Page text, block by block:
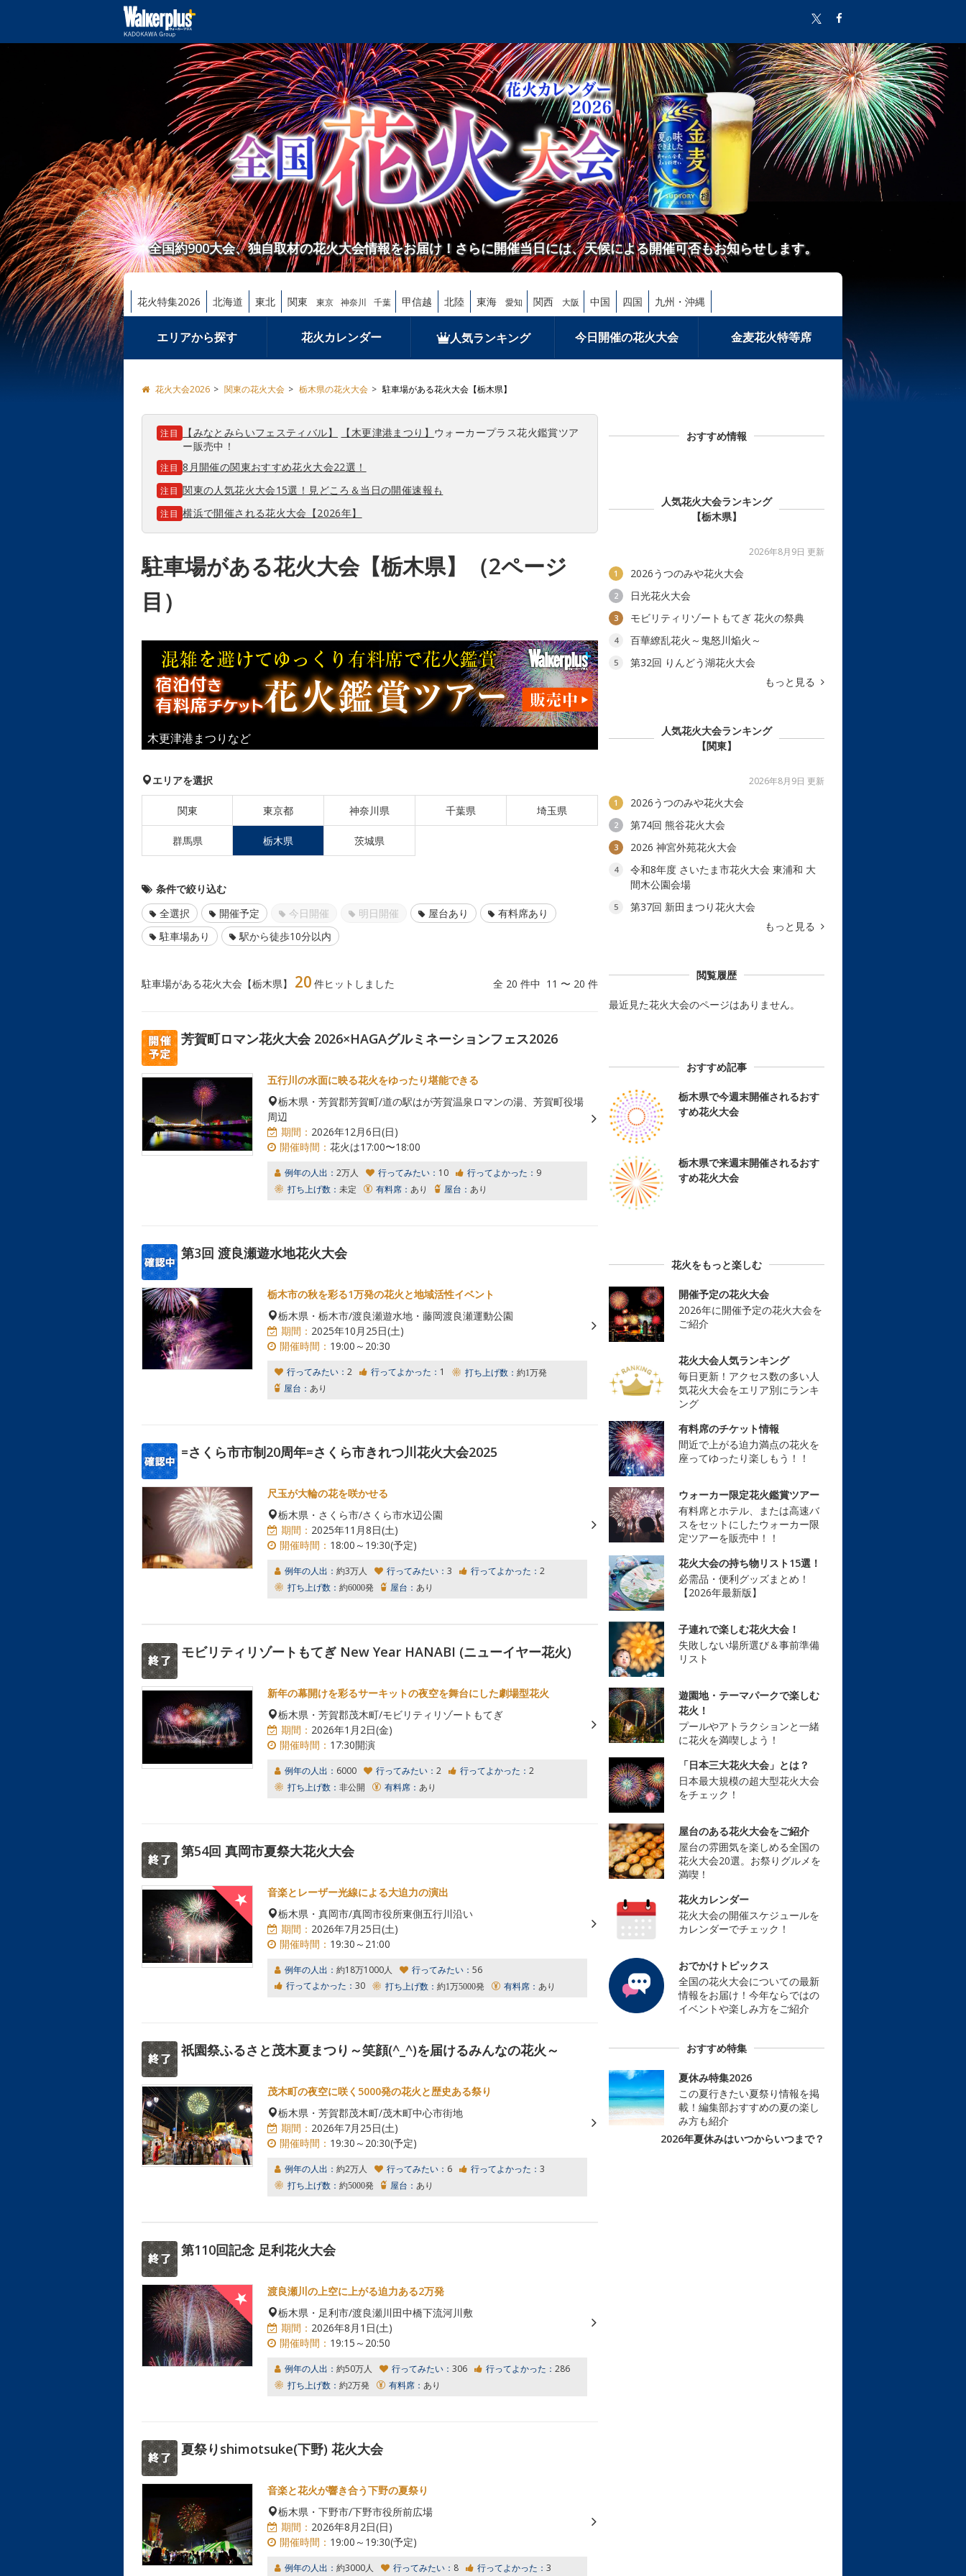
全国約900大会、独自取材の花火大会情報をお届け！さらに開催当日には、天候による開催可否もお知らせします。
花火特集2026 北海道 東北 関東 東京 神奈川 千葉 甲信越 北陸 東海 愛知 関西 大阪 中国 四国 九州・沖縄
エリアから探す 花火カレンダー 人気ランキング 今日開催の花火大会 金麦花火特等席
花火大会2026 関東の花火大会 栃木県の花火大会 駐車場がある花火大会【栃木県】
注目 【みなとみらいフェスティバル】 【木更津港まつり】 ウォーカープラス花火鑑賞ツア
ー販売中！
注目 8月開催の関東おすすめ花火大会22選！
注目 関東の人気花火大会15選！見どころ＆当日の開催速報も
注目 横浜で開催される花火大会【2026年】
駐車場がある花火大会【栃木県】（2ページ
目）
木更津港まつりなど
エリアを選択
関東 東京都 神奈川県 千葉県 埼玉県
群馬県 栃木県 茨城県
条件で絞り込む
全選択
開催予定 今日開催 明日開催 屋台あり
有料席あり
駐車場あり
駅から徒歩10分以内
駐車場がある花火大会【栃木県】 20 件ヒットしました 全 20 件中 11 〜 20 件
芳賀町ロマン花火大会 2026×HAGAグルミネーションフェス2026
五行川の水面に映る花火をゆったり堪能できる
栃木県・芳賀郡芳賀町/道の駅はが芳賀温泉ロマンの湯、芳賀町役場
周辺
期間： 2026年12月6日(日)
開催時間： 花火は17:00〜18:00
例年の人出： 2万人 行ってみたい： 10 行ってよかった： 9
打ち上げ数： 未定 有料席： あり 屋台： あり
第3回 渡良瀬遊水地花火大会
栃木市の秋を彩る1万発の花火と地域活性イベント
栃木県・栃木市/渡良瀬遊水地・藤岡渡良瀬運動公園
期間： 2025年10月25日(土)
開催時間： 19:00～20:30
行ってみたい： 2 行ってよかった： 1 打ち上げ数： 約1万発
屋台： あり
=さくら市市制20周年=さくら市きれつ川花火大会2025
尺玉が大輪の花を咲かせる
栃木県・さくら市/さくら市水辺公園
期間： 2025年11月8日(土)
開催時間： 18:00～19:30(予定)
例年の人出： 約3万人 行ってみたい： 3 行ってよかった： 2
打ち上げ数： 約6000発 屋台： あり
モビリティリゾートもてぎ New Year HANABI (ニューイヤー花火)
新年の幕開けを彩るサーキットの夜空を舞台にした劇場型花火
栃木県・芳賀郡茂木町/モビリティリゾートもてぎ
期間： 2026年1月2日(金)
開催時間： 17:30開演
例年の人出： 6000 行ってみたい： 2 行ってよかった： 2
打ち上げ数： 非公開 有料席： あり
第54回 真岡市夏祭大花火大会
音楽とレーザー光線による大迫力の演出
栃木県・真岡市/真岡市役所東側五行川沿い
期間： 2026年7月25日(土)
開催時間： 19:30～21:00
例年の人出： 約18万1000人 行ってみたい： 56
行ってよかった： 30 打ち上げ数： 約1万5000発 有料席： あり
祇園祭ふるさと茂木夏まつり～笑顔(^_^)を届けるみんなの花火～
茂木町の夜空に咲く5000発の花火と歴史ある祭り
栃木県・芳賀郡茂木町/茂木町中心市街地
期間： 2026年7月25日(土)
開催時間： 19:30～20:30(予定)
例年の人出： 約2万人 行ってみたい： 6 行ってよかった： 3
打ち上げ数： 約5000発 屋台： あり
第110回記念 足利花火大会
渡良瀬川の上空に上がる迫力ある2万発
栃木県・足利市/渡良瀬川田中橋下流河川敷
期間： 2026年8月1日(土)
開催時間： 19:15～20:50
例年の人出： 約50万人 行ってみたい： 306 行ってよかった： 286
打ち上げ数： 約2万発 有料席： あり
夏祭りshimotsuke(下野) 花火大会
音楽と花火が響き合う下野の夏祭り
栃木県・下野市/下野市役所前広場
期間： 2026年8月2日(日)
開催時間： 19:00～19:30(予定)
例年の人出： 約3000人 行ってみたい： 8 行ってよかった： 3
おすすめ情報
人気花火大会ランキング
【栃木県】
2026年8月9日 更新
1 2026うつのみや花火大会
2 日光花火大会
3 モビリティリゾートもてぎ 花火の祭典
4 百華繚乱花火～鬼怒川焔火～
5
第32回 りんどう湖花火大会
もっと見る
人気花火大会ランキング
【関東】
2026年8月9日 更新
1 2026うつのみや花火大会
2 第74回 熊谷花火大会
3 2026 神宮外苑花火大会
4
令和8年度 さいたま市花火大会 東浦和 大
間木公園会場
5
第37回 新田まつり花火大会
もっと見る
閲覧履歴
最近見た花火大会のページはありません。
おすすめ記事
栃木県で今週末開催されるおす
すめ花火大会
栃木県で来週末開催されるおす
すめ花火大会
花火をもっと楽しむ
開催予定の花火大会
2026年に開催予定の花火大会を
ご紹介
花火大会人気ランキング
毎日更新！アクセス数の多い人
気花火大会をエリア別にランキ
ング
有料席のチケット情報
間近で上がる迫力満点の花火を
座ってゆったり楽しもう！！
ウォーカー限定花火鑑賞ツアー
有料席とホテル、または高速バ
スをセットにしたウォーカー限
定ツアーを販売中！！
花火大会の持ち物リスト15選！
必需品・便利グッズまとめ！
【2026年最新版】
子連れで楽しむ花火大会！
失敗しない場所選び＆事前準備
リスト
遊園地・テーマパークで楽しむ
花火！
プールやアトラクションと一緒
に花火を満喫しよう！
「日本三大花火大会」とは？
日本最大規模の超大型花火大会
をチェック！
屋台のある花火大会をご紹介
屋台の雰囲気を楽しめる全国の
花火大会20選。お祭りグルメを
満喫！
花火カレンダー
花火大会の開催スケジュールを
カレンダーでチェック！
おでかけトピックス
全国の花火大会についての最新
情報をお届け！今年ならではの
イベントや楽しみ方をご紹介
おすすめ特集
夏休み特集2026
この夏行きたい夏祭り情報を掲
載！編集部おすすめの夏の楽し
み方も紹介
2026年夏休みはいつからいつまで？